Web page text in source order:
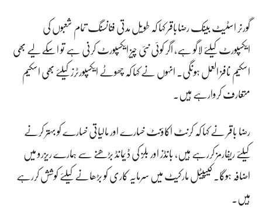
گورنر اسٹیٹ بینک رضاباقر کہا کہ طویل مدتی فنانسنگ تمام شعبوں کی
ایکسپورٹ کیلئے لاگو ہے، اگر کوئی نئی چیز ایکسپورٹ کرنی ہے تو اسکے لیے بھی
اسکیم نافز العمل ہونگی۔ انہوں نے کہا کہ چھوٹے ایکسپورٹرز کیلئے بھی اسکیم
متعارف کروارہے ہیں۔
رضا باقر نے کہا کہ کرنٹ اکاؤنٹ خسارے اور مالیاتی خسارے کو بہتر کرنے
کیلئے ریفارمز کررہے ہیں، بانڈز اور بلز کی ڈیمانڈ بڑھنے سے ہمارے ریزرو میں
اضافہ ہوگا۔ کیپیٹل مارکیٹ میں سرمایہ کاری کو بڑھانے کیلئے کوشش کررہے
ہیں۔